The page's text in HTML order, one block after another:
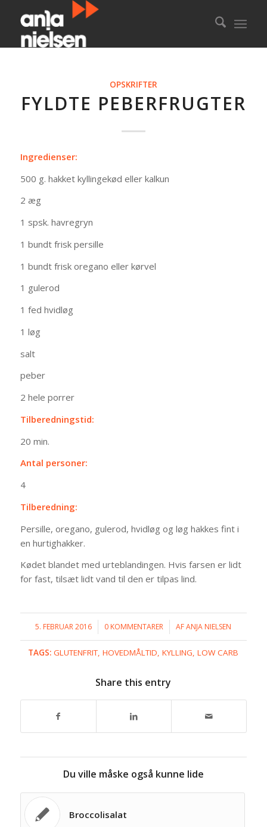
OPSKRIFTER
FYLDTE PEBERFRUGTER
Ingredienser:
500 g. hakket kyllingekød eller kalkun
2 æg
1 spsk. havregryn
1 bundt frisk persille
1 bundt frisk oregano eller kørvel
1 gulerod
1 fed hvidløg
1 løg
salt
peber
2 hele porrer
Tilberedningstid:
20 min.
Antal personer:
4
Tilberedning:
Persille, oregano, gulerod, hvidløg og løg hakkes fint i
en hurtighakker.
Kødet blandet med urteblandingen. Hvis farsen er lidt
for fast, tilsæt lidt vand til den er tilpas lind.
5. FEBRUAR 2016
/ 0 KOMMENTARER
/ AFANJA NIELSEN
TAGS: GLUTENFRIT,HOVEDMÅLTID,KYLLING,LOW CARB
Share this entry
Du ville måske også kunne lide
Broccolisalat